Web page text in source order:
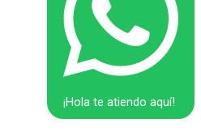
¡Hola te atiendo aquí!